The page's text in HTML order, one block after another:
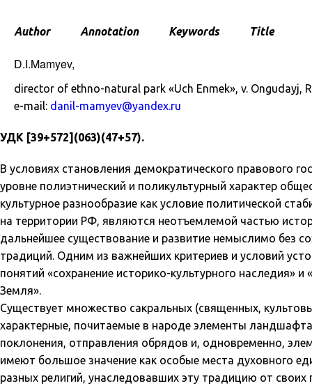
Author Annotation Keywords Title
D.I.Mamyev,
director of ethno-natural park «Uch Enmek», v. Ongudayj,
e-mail: danil-mamyev@yandex.ru
УДК [39+572](063)(47+57).
В условиях становления демократического правового
уровне полиэтнический и поликультурный характер
культурное разнообразие как условие политической
на территории РФ, являются неотъемлемой частью
дальнейшее существование и развитие немыслимо без
традиций. Одним из важнейших критериев и условий
понятий «сохранение историко-культурного
Земля».
Существует множество сакральных (священных,
характерные, почитаемые в народе элементы
поклонения, отправления обрядов и, одновременно,
имеют большое значение как особые места духовного
разных религий, унаследовавших эту традицию от